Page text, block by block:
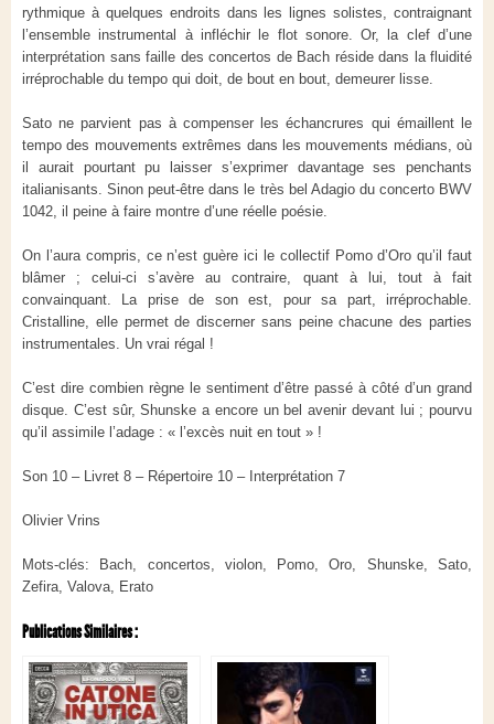
rythmique à quelques endroits dans les lignes solistes, contraignant
l’ensemble instrumental à infléchir le flot sonore. Or, la clef d’une
interprétation sans faille des concertos de Bach réside dans la fluidité
irréprochable du tempo qui doit, de bout en bout, demeurer lisse.
Sato ne parvient pas à compenser les échancrures qui émaillent le
tempo des mouvements extrêmes dans les mouvements médians, où
il aurait pourtant pu laisser s’exprimer davantage ses penchants
italianisants. Sinon peut-être dans le très bel Adagio du concerto BWV
1042, il peine à faire montre d’une réelle poésie.
On l’aura compris, ce n’est guère ici le collectif Pomo d’Oro qu’il faut
blâmer ; celui-ci s’avère au contraire, quant à lui, tout à fait
convainquant. La prise de son est, pour sa part, irréprochable.
Cristalline, elle permet de discerner sans peine chacune des parties
instrumentales. Un vrai régal !
C’est dire combien règne le sentiment d’être passé à côté d’un grand
disque. C’est sûr, Shunske a encore un bel avenir devant lui ; pourvu
qu’il assimile l’adage : « l’excès nuit en tout » !
Son 10 – Livret 8 – Répertoire 10 – Interprétation 7
Olivier Vrins
Mots-clés: Bach, concertos, violon, Pomo, Oro, Shunske, Sato,
Zefira, Valova, Erato
Publications Similaires :